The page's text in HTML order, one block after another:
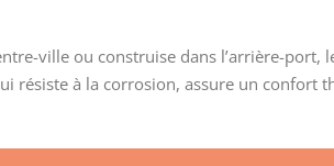
ville ou construise dans l’arrière-
à la corrosion, assure un confort